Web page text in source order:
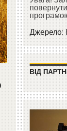
Джерело:
ВІД